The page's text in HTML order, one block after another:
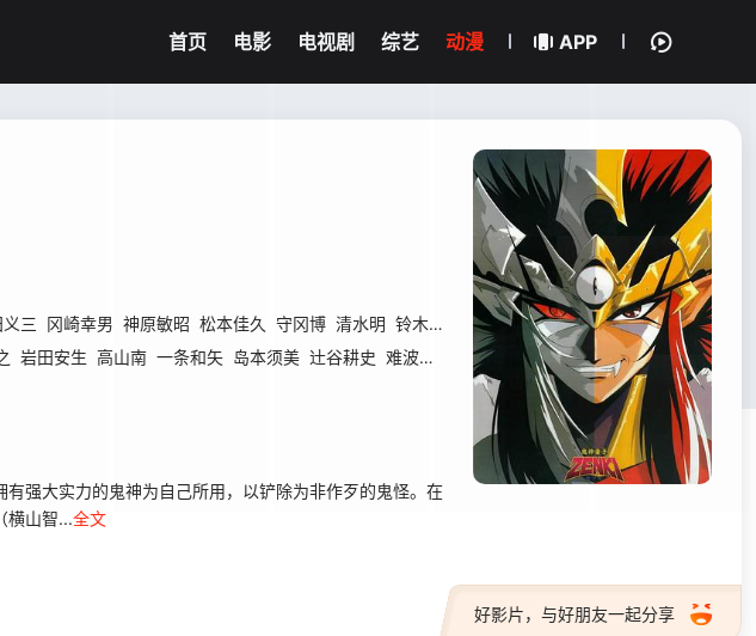
首页 电影 电视剧 综艺 动漫 APP
三 冈崎幸男 神原敏昭 松本佳久 守冈博 清水明 铃木吉男
岩田安生 高山南 一条和矢 岛本须美 辻谷耕史 难波圭一 大谷育江 石坂浩二 三石琴乃
冈村明
强大实力的鬼神为自己所用，以铲除为非作歹的鬼怪。在
横山智...全文
好影片，与好朋友一起分享